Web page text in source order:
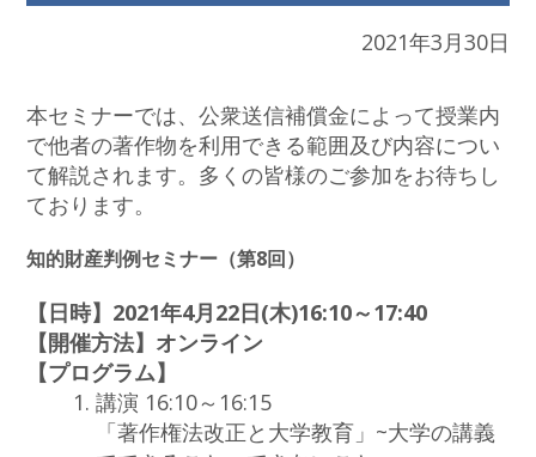
2021年3月30日
本セミナーでは、公衆送信補償金によって授業内
で他者の著作物を利用できる範囲及び内容につい
て解説されます。多くの皆様のご参加をお待ちし
ております。
知的財産判例セミナー（第8回）
【日時】2021年4月22日(木)16:10～17:40
【開催方法】オンライン
【プログラム】
講演 16:10～16:15
「著作権法改正と大学教育」~大学の講義